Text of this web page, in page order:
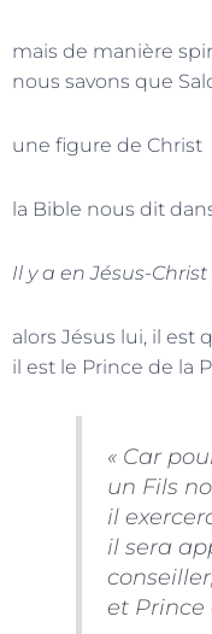
mais de manière
nous savons que
une figure de Christ
la Bible nous dit
Il y a en Jésus-
alors Jésus lui, il est
il est le Prince de la
« Car
un Fils
il
il sera
et Prince